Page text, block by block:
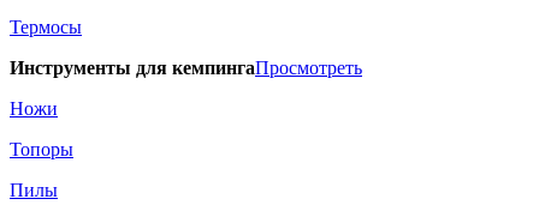
Термосы
Инструменты для кемпингаПросмотреть
Ножи
Топоры
Пилы